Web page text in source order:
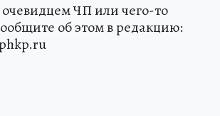
ЧП или чего-то
об этом в редакцию: